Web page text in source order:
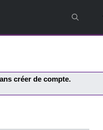
créer de compte.